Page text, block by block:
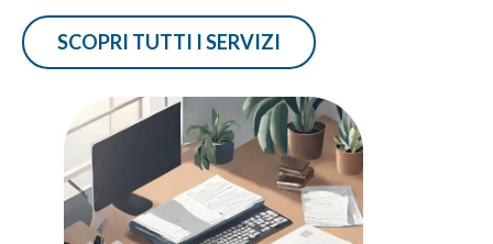
SCOPRI TUTTI I SERVIZI